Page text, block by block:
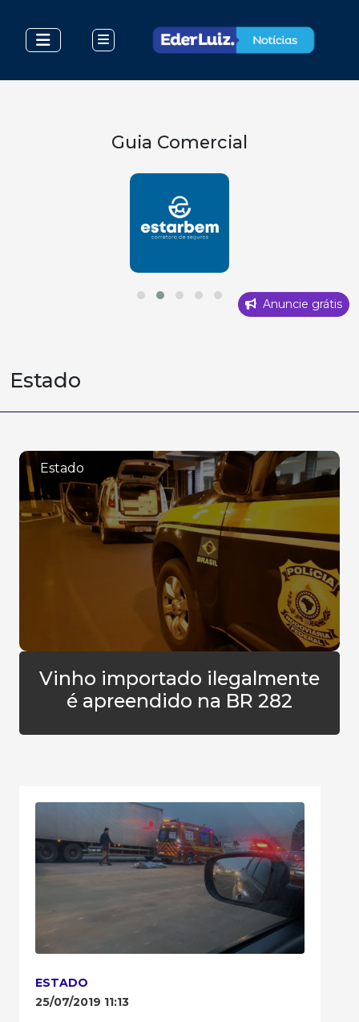
Guia Comercial
Anuncie grátis
Estado
Estado
Vinho importado ilegalmente
é apreendido na BR 282
ESTADO
25/07/2019 11:13